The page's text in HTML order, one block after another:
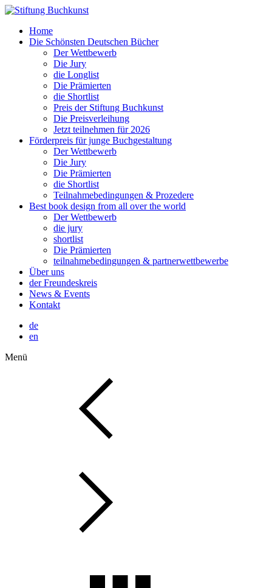
Home
Die Schönsten Deutschen Bücher
Der Wettbewerb
Die Jury
die Longlist
Die Prämierten
die Shortlist
Preis der Stiftung Buchkunst
Die Preisverleihung
Jetzt teilnehmen für 2026
Förderpreis für junge Buchgestaltung
Der Wettbewerb
Die Jury
Die Prämierten
die Shortlist
Teilnahmebedingungen & Prozedere
Best book design from all over the world
Der Wettbewerb
die jury
shortlist
Die Prämierten
teilnahmebedingungen & partnerwettbewerbe
Über uns
der Freundeskreis
News & Events
Kontakt
de
en
Menü